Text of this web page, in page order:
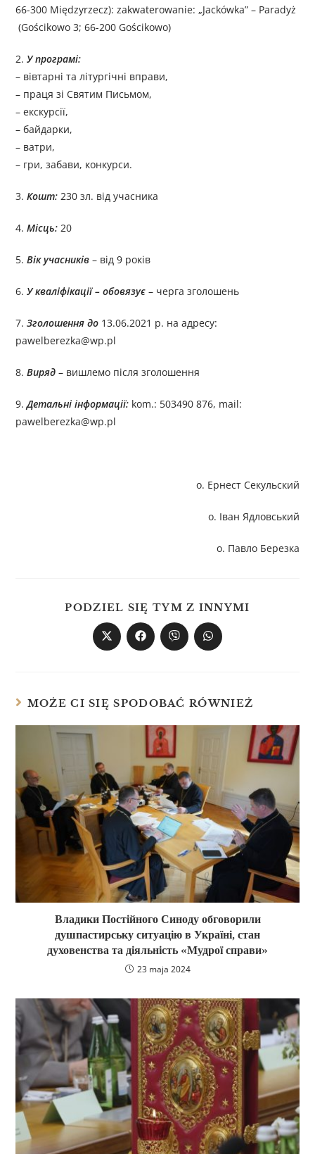
66-300 Międzyrzecz): zakwaterowanie: „Jackówka” – Paradyż
(Gościkowo 3; 66-200 Gościkowo)
2.У програмі:
– вівтарні та літургічні вправи,
– праця зі Cвятим Письмом,
– екскурсії,
– байдарки,
– ватри,
– гри, забави, конкурси.
3.Кошт: 230 зл. від учасника
4.Місць: 20
5.Вік учасників – від 9 років
6.У кваліфікації – обовязує – черга зголошень
7.Зголошення до 13.06.2021 p. на адресу:
pawelberezka@wp.pl
8.Виряд – вишлемо після зголошення
9.Детальні інформації: kom.: 503490 876, mail:
pawelberezka@wp.pl
о. Ернест Секульский
о. Іван Ядловський
о. Павло Березка
PODZIEL SIĘ TYM Z INNYMI
MOŻE CI SIĘ SPODOBAĆ RÓWNIEŻ
Владики Постійного Синоду обговорили
душпастирську ситуацію в Україні, стан
духовенства та діяльність «Мудрої справи»
23 maja 2024